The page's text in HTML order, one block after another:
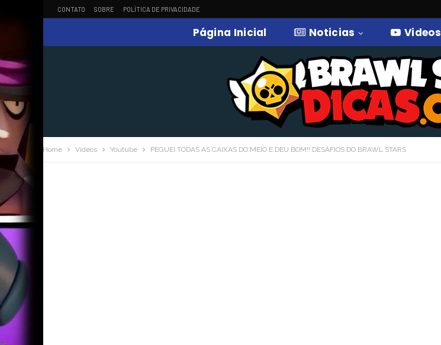
CONTATO SOBRE POLÍTICA DE PRIVACIDADE
Página Inicial Noticias Videos
Home Videos Youtube PEGUEI TODAS AS CAIXAS DO MEIO E DEU BOM!! DESAFIOS DO BRAWL STARS